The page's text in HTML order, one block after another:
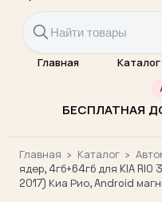
Главная Каталог
БЕСПЛАТНАЯ
Главная › Каталог ›
ядер, 4гб+64гб для KIA RIO
2017) Киа Рио, Android